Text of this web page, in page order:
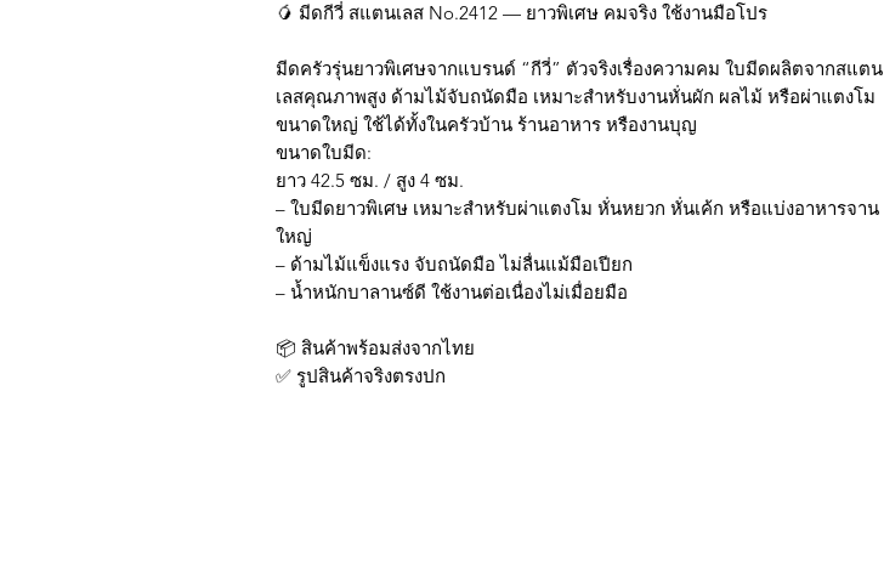
🥭 มีดกีวี่ สแตนเลส No.2412 — ยาวพิเศษ คมจริง ใช้งานมือโปร
มีดครัวรุ่นยาวพิเศษจากแบรนด์ “กีวี่” ตัวจริงเรื่องความคม ใบมีดผลิตจากสแตน
เลสคุณภาพสูง ด้ามไม้จับถนัดมือ เหมาะสำหรับงานหั่นผัก ผลไม้ หรือผ่าแตงโม
ขนาดใหญ่ ใช้ได้ทั้งในครัวบ้าน ร้านอาหาร หรืองานบุญ
ขนาดใบมีด:
ยาว 42.5 ซม. / สูง 4 ซม.
– ใบมีดยาวพิเศษ เหมาะสำหรับผ่าแตงโม หั่นหยวก หั่นเค้ก หรือแบ่งอาหารจาน
ใหญ่
– ด้ามไม้แข็งแรง จับถนัดมือ ไม่ลื่นแม้มือเปียก
– น้ำหนักบาลานซ์ดี ใช้งานต่อเนื่องไม่เมื่อยมือ
📦 สินค้าพร้อมส่งจากไทย
✅ รูปสินค้าจริงตรงปก